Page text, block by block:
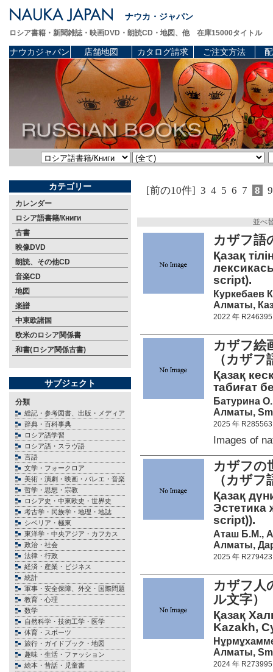
ナウカ・ジャパン
ロシア書籍・新聞雑誌・映画DVD・朗読CD・地図、他 在庫15000タイトル
ナウカジャパン 店舗地図 カタログ請求 ご注文方法
カテゴリー
カレンダー
ロシア語書籍/Книги
古書
映像DVD
朗読、その他CD
音楽CD
地図
楽譜
中東欧諸国
欧米のロシア関係書
和書(ロシア関係古書)
サブジェクト
分類
総記・参考図書、出版・メディア
辞典・百科事典
ロシア語学習
ロシア語・スラヴ語
言語
文学・フォークロア
美術・演劇・映画・バレエ・音楽
哲学・思想・宗教
ロシア史・中東欧史・世界史
考古学・民族学・地理・地誌
シベリア・極東
東洋学・中央アジア・カフカス
政治・社会
法律・行政
経済・産業・ビジネス
統計
軍事・安全保障、外交・国際問題
教育・心理
数学
自然科学・技術工学・医学
体育・スポーツ
旅行・ガイドブック・地図
趣味・生活・ファッション
絵本・昔話・児童書
[前の10件] 3 4 5 6 7 8 9
並べ
カザフ語
Қазақ
script).
Куркебаев
Алматы,
2022 年 R246395
カザフ
（カザ
Қазақ
табиғат
Батурина О.
Алматы,
2025 年 R285563
Images of
カザフの
（カザ
Қазақ
Эстетика
script)).
Аташ Б.М.,
Алматы,
2025 年 R279423
カザフ人
ル文字
Қазақ
Kazakh,
Алматы,
2024 年 R273995